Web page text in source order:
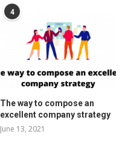
4
The way to compose an
excellent company strategy
June 13, 2021